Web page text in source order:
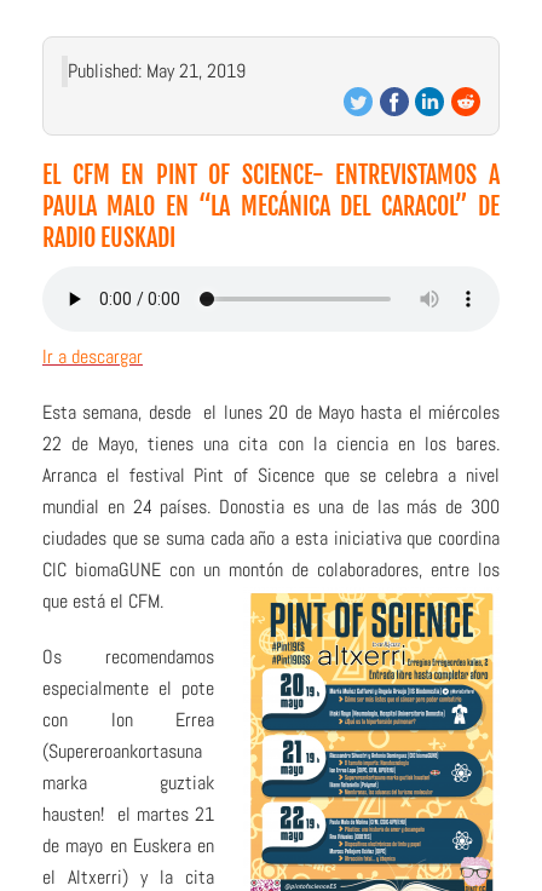
Published: May 21, 2019
EL CFM EN PINT OF SCIENCE- ENTREVISTAMOS A
PAULA MALO EN “LA MECÁNICA DEL CARACOL” DE
RADIO EUSKADI
Ir a descargar
Esta semana, desde el lunes 20 de Mayo hasta el miércoles
22 de Mayo, tienes una cita con la ciencia en los bares.
Arranca el festival Pint of Sicence que se celebra a nivel
mundial en 24 países. Donostia es una de las más de 300
ciudades que se suma cada año a esta iniciativa que coordina
CIC biomaGUNE con un montón de colaboradores, entre los
que está el CFM.
Os recomendamos
especialmente el pote
con Ion Errea
(Supereroankortasuna
marka guztiak
hausten! el martes 21
de mayo en Euskera en
el Altxerri) y la cita